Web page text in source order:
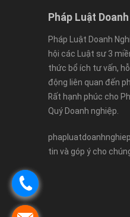
Pháp Luật
Pháp Luật Doanh
hội các Luật sư 3
thức bổ ích tư vấn,
động liên quan đến
Rất hạnh phúc cho
Quý Doanh nghiệp.
tin và góp ý cho